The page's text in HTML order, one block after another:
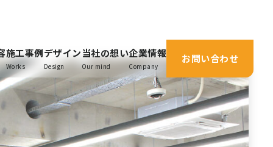
施工事例
Works
デザイン
Design
当社の想い
Our mind
企業情報
Company
お問い合わせ